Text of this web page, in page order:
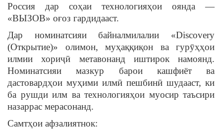
Россия дар соҳаи технологияҳои оянда —
«ВЫЗОВ» оғоз гардидааст.
Дар номинатсияи байналмилалии «Discovery
(Открытие)» олимон, муҳаққиқон ва гурӯҳҳои
илмии хориҷӣ метавонанд иштирок намоянд.
Номинатсияи мазкур барои кашфиёт ва
дастовардҳои муҳими илмӣ пешбинӣ шудааст, ки
ба рушди илм ва технологияҳои муосир таъсири
назаррас мерасонанд.
Самтҳои афзалиятнок: